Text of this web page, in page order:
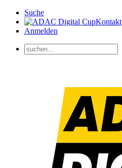
Suche
Kontakt
Anmelden